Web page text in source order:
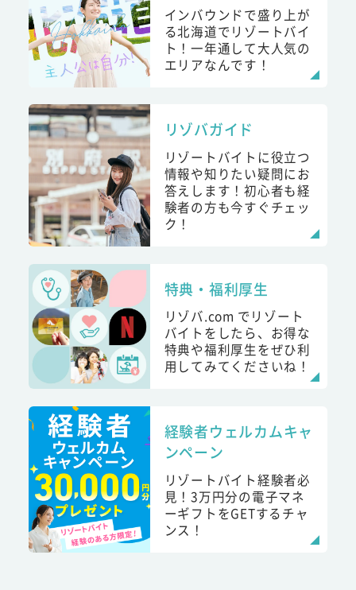
インバウンドで盛り上が
る北海道でリゾートバイ
ト！一年通して大人気の
エリアなんです！
リゾバガイド
リゾートバイトに役立つ
情報や知りたい疑問にお
答えします！初心者も経
験者の方も今すぐチェッ
ク！
特典・福利厚生
リゾバ.com でリゾート
バイトをしたら、お得な
特典や福利厚生をぜひ利
用してみてくださいね！
経験者ウェルカムキャ
ンペーン
リゾートバイト経験者必
見！3万円分の電子マネ
ーギフトをGETするチャ
ンス！